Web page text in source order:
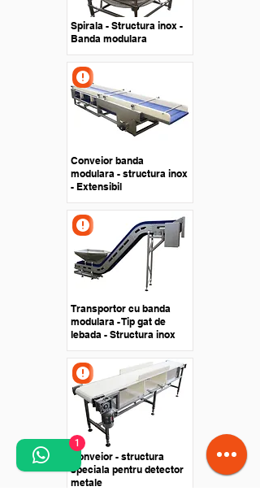
Spirala - Structura inox -
Banda modulara
Conveior banda
modulara - structura inox
- Extensibil
Transportor cu banda
modulara - Tip gat de
lebada - Structura inox
Conveior - structura
speciala pentru detector
metale
1